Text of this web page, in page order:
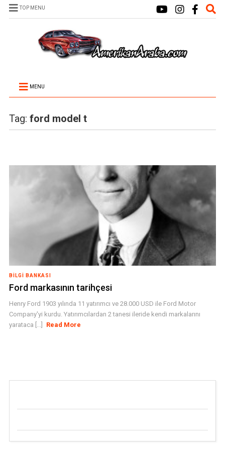
TOP MENU
MENU
Tag: ford model t
BILGI BANKASI
Ford markasının tarihçesi
Henry Ford 1903 yılında 11 yatırımcı ve 28.000 USD ile Ford Motor
Company'yi kurdu. Yatırımcılardan 2 tanesi ileride kendi markalarını
yarataca [...]
Read More